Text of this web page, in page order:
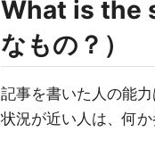
What is the
なもの？）
記事を書いた人の能
状況が近い人は、何